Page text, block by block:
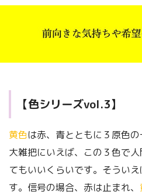
【色シリーズvol.3】
黄色は赤、青とともに３原色の
大雑把にいえば、この３色で
てもいいくらいです。そうい
す。信号の場合、赤は止まれ、